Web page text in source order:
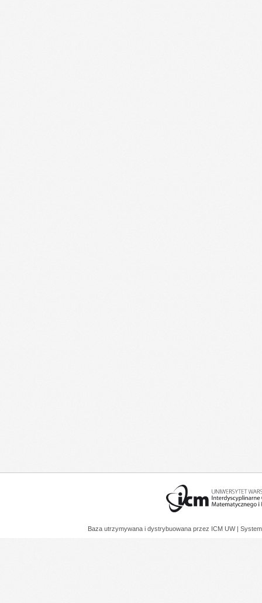
Baza utrzymywana i dystrybuowana przez ICM UW |